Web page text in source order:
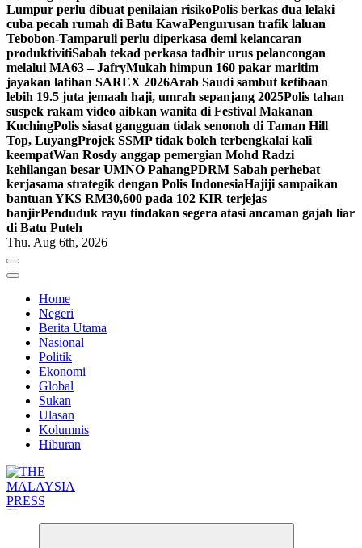
Lumpur perlu dibuat penilaian risikoPolis berkas dua lelaki
cuba pecah rumah di Batu KawaPengurusan trafik laluan
Tebobon-Tamparuli perlu diperkasa demi kelancaran
produktivitiSabah tekad perkasa tadbir urus pelancongan
melalui MA63 – JafryMukah himpun 160 pakar maritim
jayakan latihan SAREX 2026Arab Saudi sambut ketibaan
lebih 19.5 juta jemaah haji, umrah sepanjang 2025Polis tahan
suspek rakam video aibkan wanita di Festival Makanan
KuchingPolis siasat gangguan tidak senonoh di Taman Hill
Top, LuyangProjek SSMP tidak boleh terbengkalai kali
keempatWan Rosdy anggap pemergian Mohd Radzi
kehilangan besar UMNO PahangPDRM Sabah perhebat
kerjasama strategik dengan Polis IndonesiaHajiji sampaikan
bantuan YKS RM30,600 pada 102 KIR terjejas
banjirPenduduk rayu tindakan segera atasi ancaman gajah liar
di Batu Puteh
Thu. Aug 6th, 2026
Home
Negeri
Berita Utama
Nasional
Politik
Ekonomi
Global
Sukan
Ulasan
Kolumnis
Hiburan